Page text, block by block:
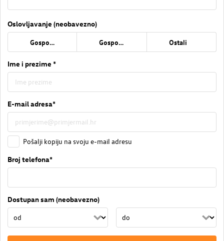
Oslovljavanje (neobavezno)
Gospođa Gospodin Ostali
Ime i prezime *
E-mail adresa*
Pošalji kopiju na svoju e-mail adresu
Broj telefona*
Dostupan sam (neobavezno)